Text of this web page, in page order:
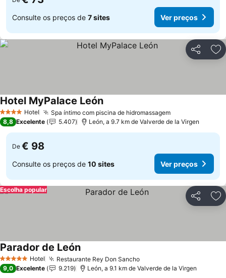
Consulte os preços de 7 sites Ver preços
Partilhar
4 EstrelasHotel Spa íntimo com piscina de hidromassagem
Hotel MyPalace León
8,8 Excelente 5.407 León, a 9.7 km de Valverde de la Virgen
De € 98
Consulte os preços de 10 sites Ver preços
Partilhar
Escolha popular
5 Estrelas Hotel Restaurante Rey Don Sancho
Parador de León
9,0 Excelente 9.219 León, a 9.1 km de Valverde de la Virgen